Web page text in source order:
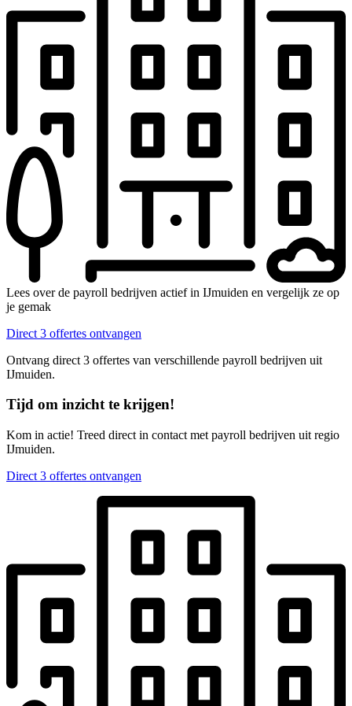
Lees over de payroll bedrijven actief in IJmuiden en vergelijk ze op
je gemak
Direct 3 offertes ontvangen
Ontvang direct 3 offertes van verschillende payroll bedrijven uit
IJmuiden.
Tijd om inzicht te krijgen!
Kom in actie! Treed direct in contact met payroll bedrijven uit regio
IJmuiden.
Direct 3 offertes ontvangen